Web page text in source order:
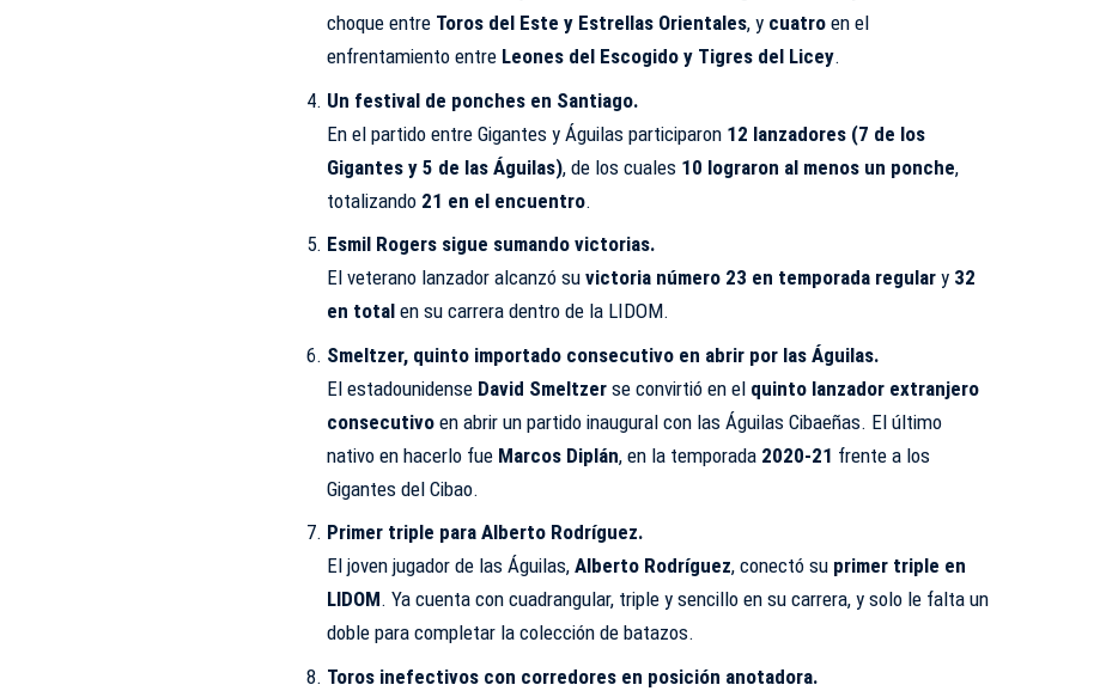
choque entre Toros del Este y Estrellas Orientales, y cuatroen el
enfrentamiento entre Leones del Escogido y Tigres del Licey.
Un festival de ponches en Santiago.
En el partido entre Gigantes y Águilas participaron 12 lanzadores (7 de los
Gigantes y 5 de las Águilas), de los cuales 10 lograron al menos un ponche,
totalizando 21 en el encuentro.
Esmil Rogers sigue sumando victorias.
El veterano lanzador alcanzó su victoria número 23 en temporada regulary 32
en totalen su carrera dentro de la LIDOM.
Smeltzer, quinto importado consecutivo en abrir por las Águilas.
El estadounidense David Smeltzerse convirtió en el quinto lanzador extranjero
consecutivoen abrir un partido inaugural con las Águilas Cibaeñas. El último
nativo en hacerlo fue Marcos Diplán, en la temporada 2020-21 frente a los
Gigantes del Cibao.
Primer triple para Alberto Rodríguez.
El joven jugador de las Águilas, Alberto Rodríguez, conectó su primer triple en
LIDOM. Ya cuenta con cuadrangular, triple y sencillo en su carrera, y solo le falta un
doble para completar la colección de batazos.
Toros inefectivos con corredores en posición anotadora.